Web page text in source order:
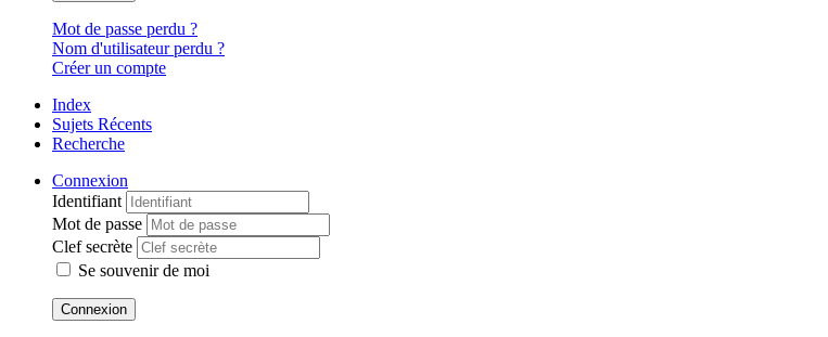
Mot de passe perdu ?
Nom d'utilisateur perdu ?
Créer un compte
Index
Sujets Récents
Recherche
Connexion
Identifiant
Mot de passe
Clef secrète
Se souvenir de moi
Connexion